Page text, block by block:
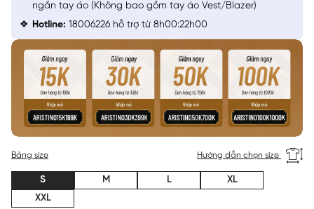
Bảng size Hướng dẫn chọn size
S M L
XL
XXL
ngắn tay áo (Không bao gồm tay áo Vest/Blazer)
Hotline: 18006226 hỗ trợ từ 8h00:22h00